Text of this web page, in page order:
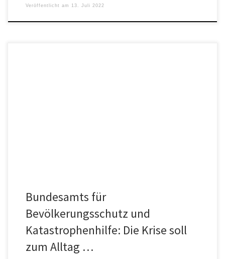
Veröffentlicht am 13. Juli 2022
Bundesamts für
Bevölkerungsschutz und
Katastrophenhilfe: Die Krise soll
zum Alltag …